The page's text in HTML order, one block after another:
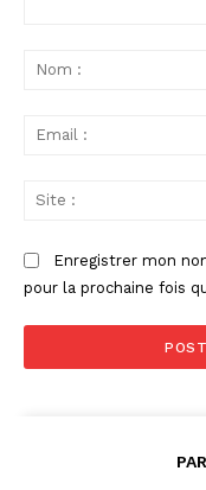
Enregistrer mon
pour la prochaine fois